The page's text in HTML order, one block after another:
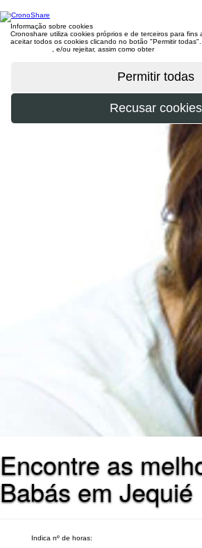
Informação sobre cookies
Cronoshare utiliza cookies próprios e de terceiros para fins
aceitar todos os cookies clicando no botão "Permitir
, e/ou rejeitar, assim como obter
Encontre as
Babás em Jequié
Indica nº de horas: